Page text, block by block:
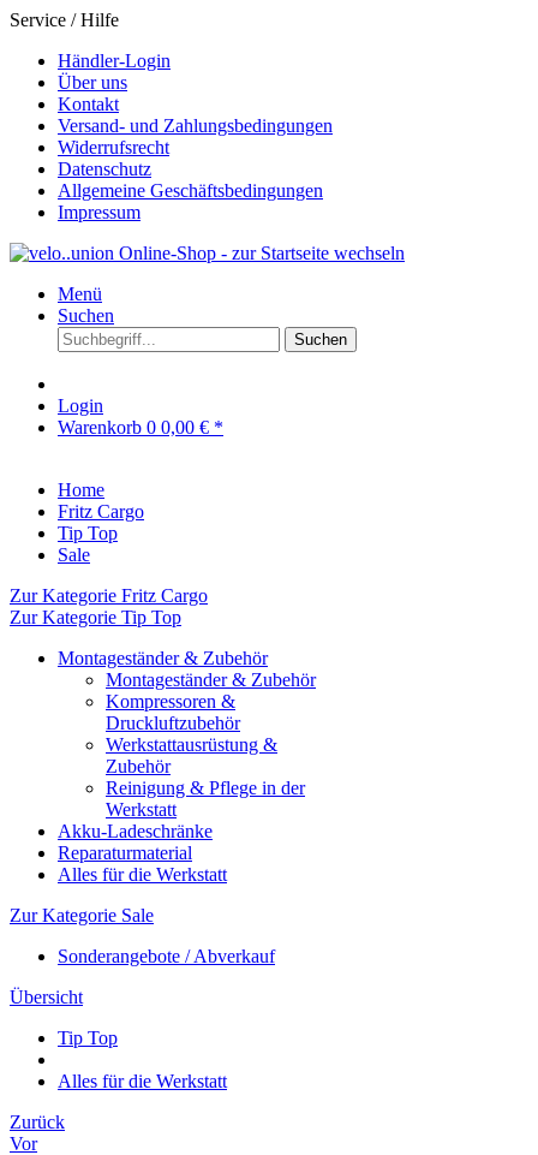
Service / Hilfe
Händler-Login
Über uns
Kontakt
Versand- und Zahlungsbedingungen
Widerrufsrecht
Datenschutz
Allgemeine Geschäftsbedingungen
Impressum
Menü
Suchen
Suchen
Login
Warenkorb 0 0,00 € *
Home
Fritz Cargo
Tip Top
Sale
Zur Kategorie Fritz Cargo
Zur Kategorie Tip Top
Montageständer & Zubehör
Montageständer & Zubehör
Kompressoren &
Druckluftzubehör
Werkstattausrüstung &
Zubehör
Reinigung & Pflege in der
Werkstatt
Akku-Ladeschränke
Reparaturmaterial
Alles für die Werkstatt
Zur Kategorie Sale
Sonderangebote / Abverkauf
Übersicht
Tip Top
Alles für die Werkstatt
Zurück
Vor